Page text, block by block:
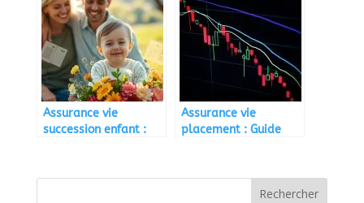
Assurance vie
succession enfant :
Assurance vie
placement : Guide
Rechercher